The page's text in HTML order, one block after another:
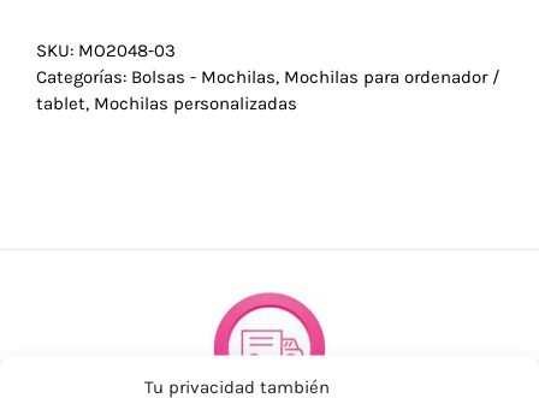
Tu privacidad también
SKU: MO2048-03
Categorías: Bolsas - Mochilas, Mochilas para ordenador /
tablet, Mochilas personalizadas